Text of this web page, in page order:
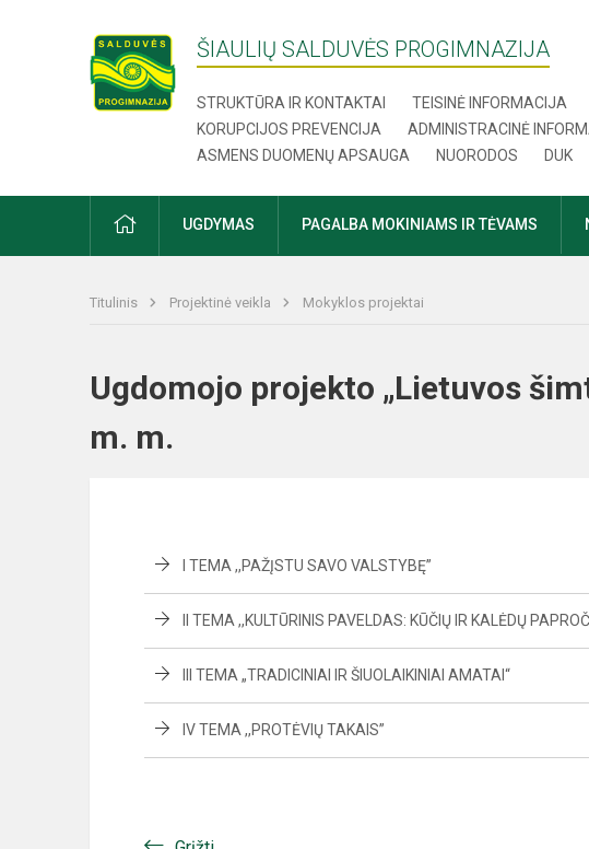
ŠIAULIŲ SALDUVĖS PROGIMNAZIJA
STRUKTŪRA IR KONTAKTAI TEISINĖ INFORMACIJA
KORUPCIJOS PREVENCIJA
ADMINISTRACINĖ
ASMENS DUOMENŲ APSAUGA
NUORODOS DUK
UGDYMAS PAGALBA MOKINIAMS IR TĖVAMS
Titulinis Projektinė veikla Mokyklos projektai
Ugdomojo projekto „Lietuvos
m. m.
I TEMA ,,PAŽĮSTU SAVO VALSTYBĘ”
II TEMA ,,KULTŪRINIS PAVELDAS: KŪČIŲ IR KALĖDŲ
III TEMA „TRADICINIAI IR ŠIUOLAIKINIAI AMATAI“
IV TEMA ,,PROTĖVIŲ TAKAIS”